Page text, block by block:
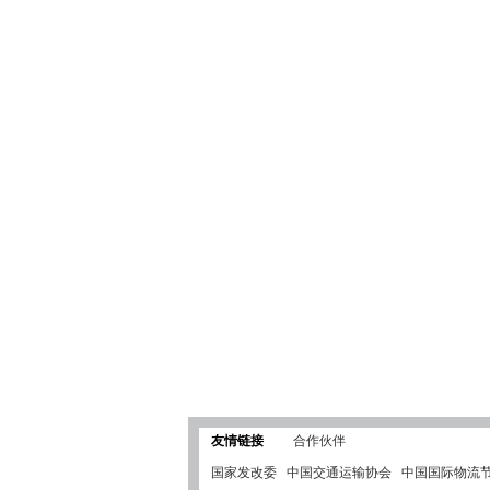
友情链接 合作伙伴
国家发改委 中国交通运输协会 中国国际物流